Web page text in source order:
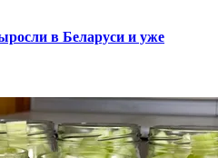
в Беларуси и уже